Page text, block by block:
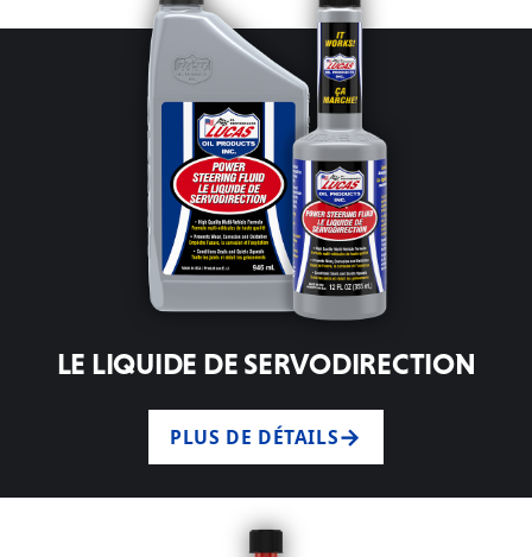
LE LIQUIDE DE SERVODIRECTION
PLUS DE DÉTAILS